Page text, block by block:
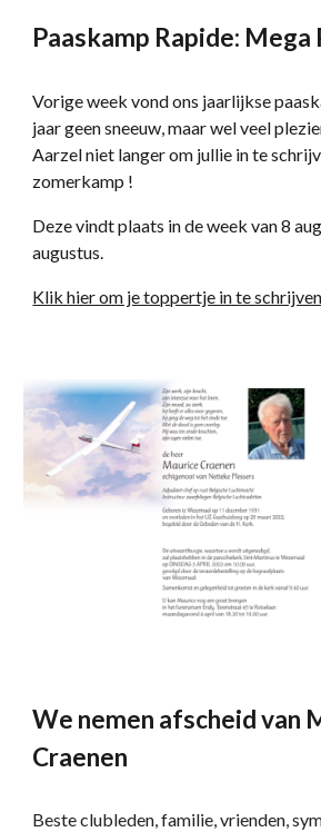
Paaskamp Rapide: Mega
Vorige week vond ons jaarlijkse
jaar geen sneeuw, maar wel veel
Aarzel niet langer om jullie in te
zomerkamp !
Deze vindt plaats in de week van 8
augustus.
Klik hier om je toppertje in te
We nemen afscheid van
Craenen
Beste clubleden, familie, vrienden,